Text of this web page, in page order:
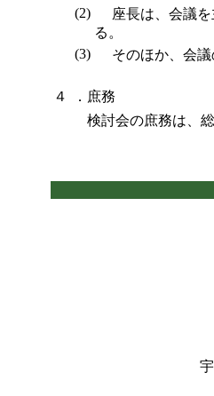
(2)
座長は、会議を
る。
(3)
そのほか、会議
４
．庶務
検討会の庶務は、